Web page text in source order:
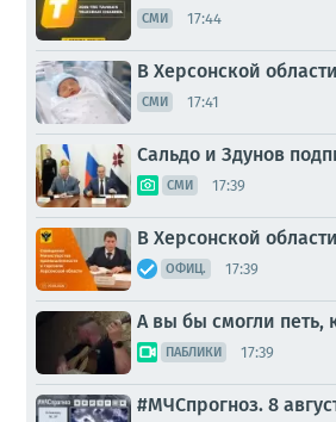
СМИ 17:44
В Херсонской
СМИ 17:41
Сальдо и Здунов
СМИ 17:39
В Херсонской
ОФИЦ. 17:39
А вы бы смогли петь,
ПАБЛИКИ 17:39
#МЧСпрогноз. 8